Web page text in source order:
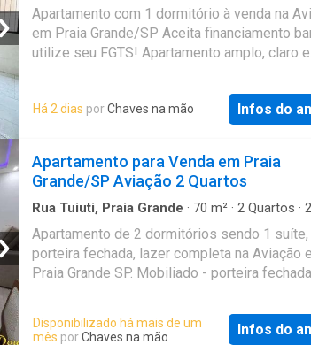
Apartamento com 1 dormitório à venda na
em Praia Grande/SP Aceita financiamento
utilize seu FGTS! Apartamento amplo, claro e
cozinha, área de serviço, banheiro social e 1
garagem. Em constante crescimento, a
destaca por concentrar grandes
bairro também abriga a tradicional Padaria Boa
Praça, uma das mais antigas da cidade, além
Shopping Pátio Aviação, localizado ao lado
Supermercado Tenda e da Sodimac. Agende
mesmo uma visita com um de nossos
especialistas. *Preços e condições sujeitos à
alteração sem aviso préção privilegiada em
Há 2 dias porChaves na mão Infos do
Apartamento para Venda em Praia
Grande/SP Aviação 2 Quartos
Rua Tuiuti, Praia Grande · 70 m² · 2 Quartos · 2
Apartamento de 2 dormitórios sendo 1 suíte,
porteira fechada, lazer completa na Aviação
Praia Grande SP. Mobiliado - porteira
Gourmet Lazer completo Referência:
Disponibilizado há mais de um
mês porChaves na mão Infos do